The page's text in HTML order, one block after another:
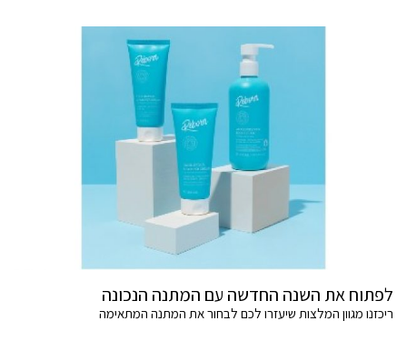
לפתוח את השנה החדשה עם המתנה הנכונה
ריכזנו מגוון המלצות שיעזרו לכם לבחור את המתנה המתאימה